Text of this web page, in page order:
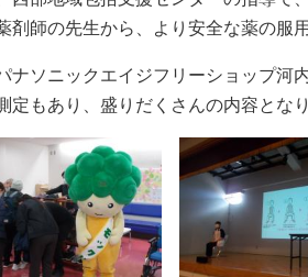
剤師の先生から、より安全な薬の服
ナソニックエイジフリーショップ河
定もあり、盛りだくさんの内容となり